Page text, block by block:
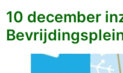
10 december